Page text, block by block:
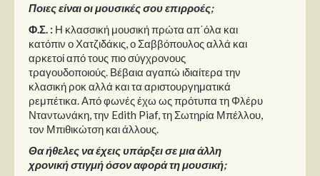
Ποιες είναι οι μουσικές σου επιρροές;
Φ.Σ. : Η κλασσική μουσική πρώτα απ΄όλα και
κατόπιν ο Χατζιδάκις, ο Σαββόπουλος αλλά και
αρκετοί από τους πιο σύγχρονους
τραγουδοποιούς. Βέβαια αγαπώ ιδιαίτερα την
κλασική ροκ αλλά και τα αριστουργηματικά
ρεμπέτικα. Από φωνές έχω ως πρότυπα τη Φλέρυ
Νταντωνάκη, την Edith Piaf, τη Σωτηρία Μπέλλου,
τον Μπιθικώτση και άλλους.
Θα ήθελες να έχεις υπάρξει σε μια άλλη
χρονική στιγμή όσον αφορά τη μουσική;